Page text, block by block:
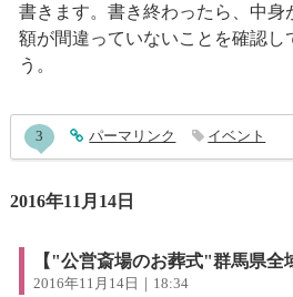
書きます。書き終わったら、中身
額が間違っていないことを確認し
う。
entry650コメント
3 entry650
パーマリンク イベント
2016年11月14日
【"公営斎場のお葬式"群馬県全
2016年11月14日｜18:34